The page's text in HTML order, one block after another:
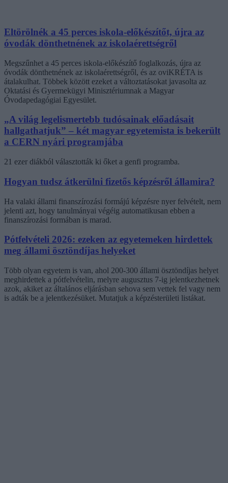
Eltörölnék a 45 perces iskola-előkészítőt, újra az
óvodák dönthetnének az iskolaérettségről
Megszűnhet a 45 perces iskola-előkészítő foglalkozás, újra az
óvodák dönthetnének az iskolaérettségről, és az oviKRÉTA is
átalakulhat. Többek között ezeket a változtatásokat javasolta az
Oktatási és Gyermekügyi Minisztériumnak a Magyar
Óvodapedagógiai Egyesület.
„A világ legelismertebb tudósainak előadásait
hallgathatjuk” – két magyar egyetemista is bekerült
a CERN nyári programjába
21 ezer diákból választották ki őket a genfi programba.
Hogyan tudsz átkerülni fizetős képzésről államira?
Ha valaki állami finanszírozási formájú képzésre nyer felvételt, nem
jelenti azt, hogy tanulmányai végéig automatikusan ebben a
finanszírozási formában is marad.
Pótfelvételi 2026: ezeken az egyetemeken hirdettek
meg állami ösztöndíjas helyeket
Több olyan egyetem is van, ahol 200-300 állami ösztöndíjas helyet
meghirdettek a pótfelvételin, melyre augusztus 7-ig jelentkezhetnek
azok, akiket az általános eljárásban sehova sem vettek fel vagy nem
is adták be a jelentkezésüket. Mutatjuk a képzésterületi listákat.